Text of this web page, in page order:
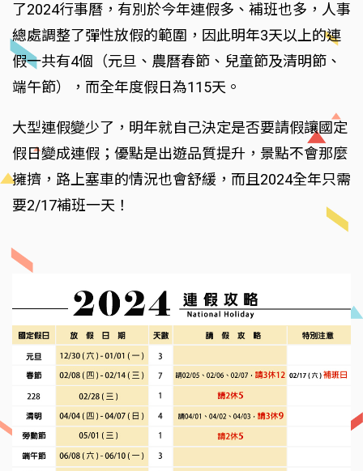
了2024行事曆，有別於今年連假多、補班也多，人事
總處調整了彈性放假的範圍，因此明年3天以上的連
假一共有4個（元旦、農曆春節、兒童節及清明節、
端午節），而全年度假日為115天。
大型連假變少了，明年就自己決定是否要請假讓國定
假日變成連假；優點是出遊品質提升，景點不會那麼
擁擠，路上塞車的情況也會舒緩，而且2024全年只需
要2/17補班一天！